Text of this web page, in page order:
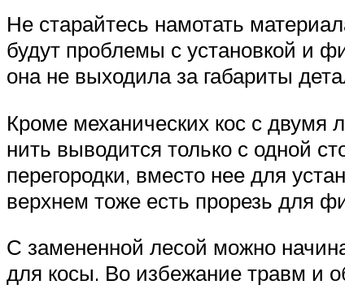
Не старайтесь намотать
будут проблемы с установкой и
она не выходила за габариты
Кроме механических кос с двумя
нить выводится только с одной
перегородки, вместо нее для
верхнем тоже есть прорезь для
С замененной лесой можно
для косы. Во избежание травм и